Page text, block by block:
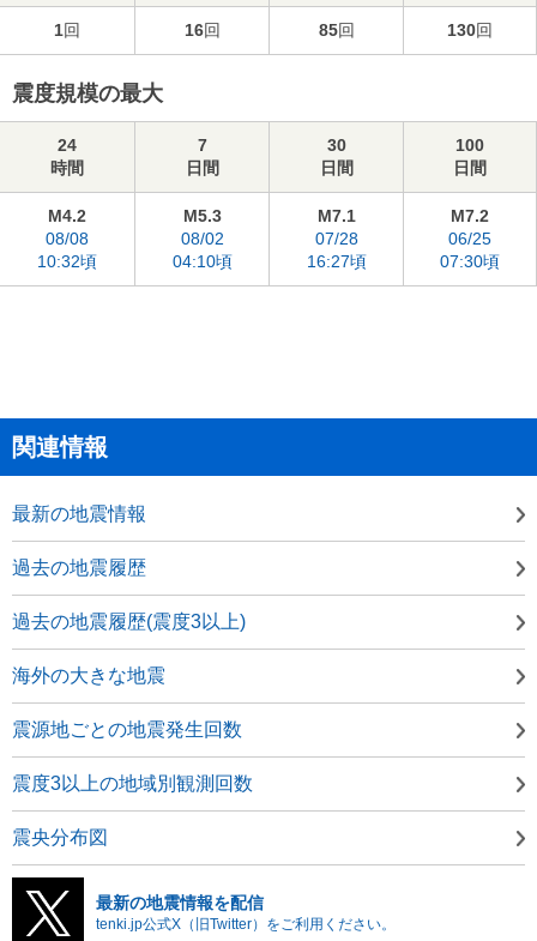
1回 16回 85回 130回
震度規模の最大
24
時間
7
日間
30
日間
100
日間
M4.2
08/08
10:32頃
M5.3
08/02
04:10頃
M7.1
07/28
16:27頃
M7.2
06/25
07:30頃
関連情報
最新の地震情報
過去の地震履歴
過去の地震履歴(震度3以上)
海外の大きな地震
震源地ごとの地震発生回数
震度3以上の地域別観測回数
震央分布図
最新の地震情報を配信
tenki.jp公式X（旧Twitter）をご利用ください。